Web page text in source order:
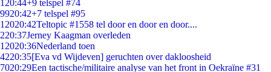
1 20:44+9 telspel #74
9920:42+7 telspel #95
12020:42Teltopic #1558 tel door en door en door....
220:37Jerney Kaagman overleden
12020:36Nederland toen
4220:35[Eva vd Wijdeven] geruchten over dakloosheid
7020:29Een tactische/militaire analyse van het front in Oekraïne #31